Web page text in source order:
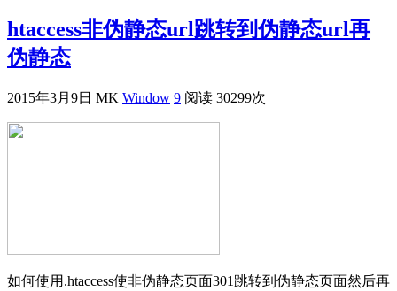
htaccess非伪静态url跳转到伪静态url再
伪静态
2015年3月9日 MK Window 9 阅读 30299次
如何使用.htaccess使非伪静态页面301跳转到伪静态页面然后再